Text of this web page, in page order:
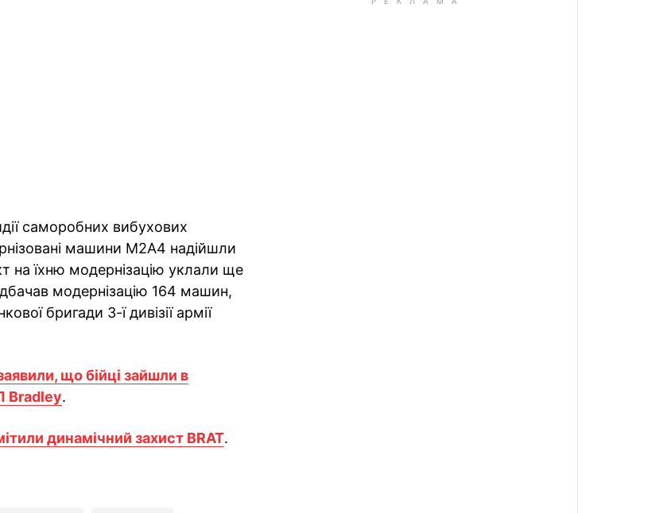
саморобних вибухових
машини M2A4 надійшли
на їхню модернізацію уклали ще
модернізацію 164 машин,
бригади 3-ї дивізії армії
що бійці зайшли в
Bradley.
динамічний захист BRAT.